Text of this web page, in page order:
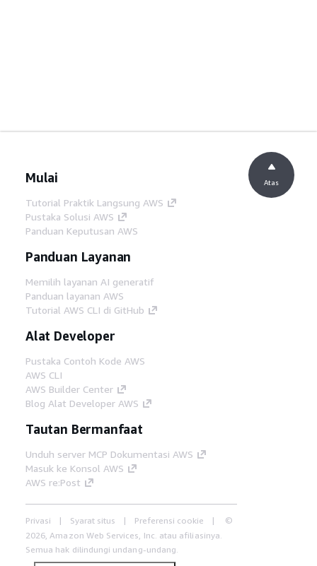
Mulai
Tutorial Praktik Langsung AWS
Pustaka Solusi AWS
Panduan Keputusan AWS
Panduan Layanan
Memilih layanan AI generatif
Panduan layanan AWS
Tutorial AWS CLI di GitHub
Alat Developer
Pustaka Contoh Kode AWS
AWS CLI
AWS Builder Center
Blog Alat Developer AWS
Tautan Bermanfaat
Unduh server MCP Dokumentasi AWS
Masuk ke Konsol AWS
AWS re:Post
Privasi Syarat situs Preferensi cookie
©
2026, Amazon Web Services, Inc. atau afiliasinya.
Semua hak dilindungi undang-undang.
Atas